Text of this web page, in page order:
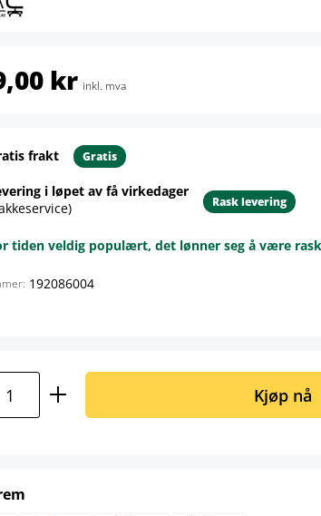
kr inkl. mva
frakt Gratis
i løpet av få virkedager
Rask levering
tiden veldig populært, det lønner seg å være rask
192086004
Angi ønsket Kjøp nå